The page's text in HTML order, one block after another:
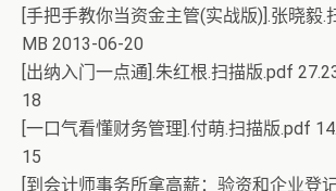
[手把手教你当资金主管(实战版)].张晓毅.
MB 2013-06-20
[出纳入门一点通].朱红根.扫描版.pdf
18
[一口气看懂财务管理].付萌.扫描版.pdf
15
[到会计师事务所拿高薪：验资和企业登